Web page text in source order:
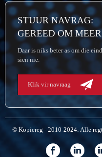
STUUR NAVRAG:
GEREED OM
Daar is niks beter as om die
sien nie.
Klik vir navraag
© Kopiereg - 2010-2024: Alle